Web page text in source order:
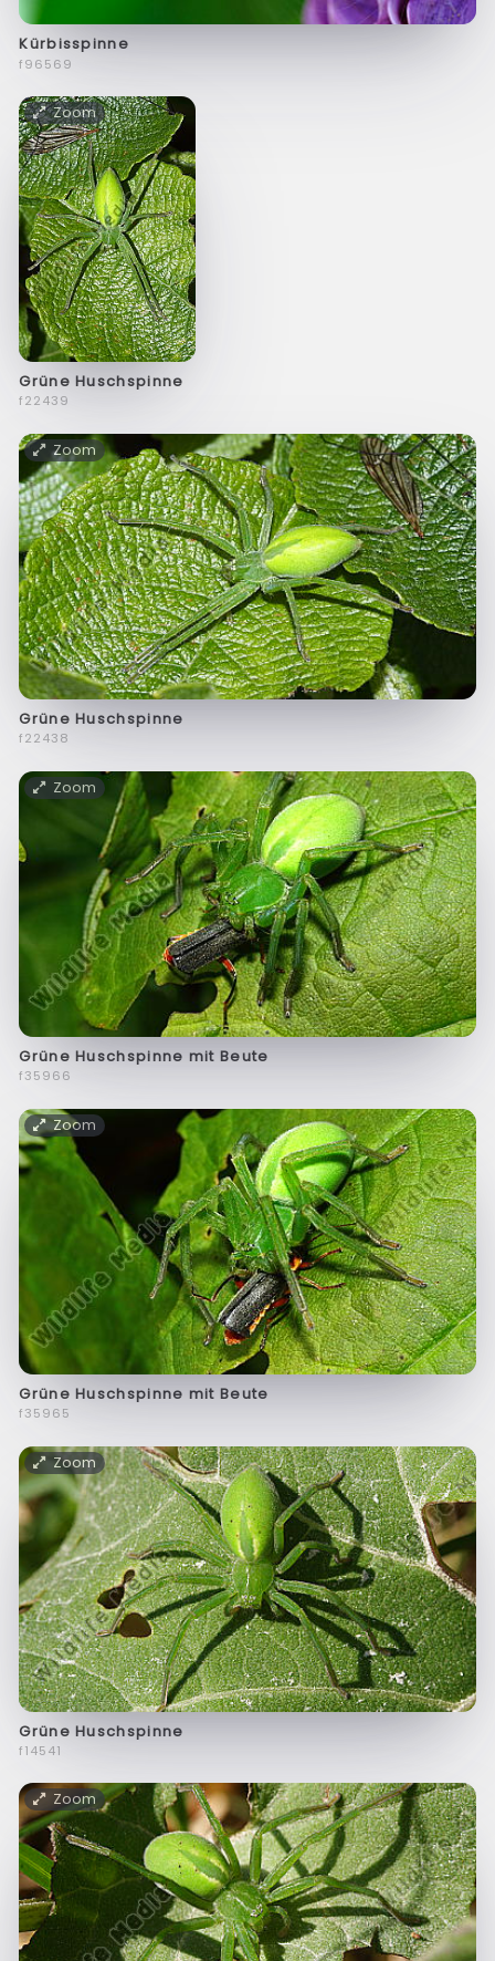
Kürbisspinne
f96569
Zoom
Grüne Huschspinne
f22439
Zoom
Grüne Huschspinne
f22438
Zoom
Grüne Huschspinne mit Beute
f35966
Zoom
Grüne Huschspinne mit Beute
f35965
Zoom
Grüne Huschspinne
f14541
Zoom